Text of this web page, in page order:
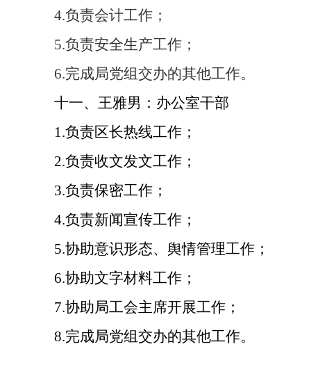
4.负责会计工作；
5.负责安全生产工作；
6.完成局党组交办的其他工作。
十一、王雅男：办公室干部
1.负责区长热线工作；
2.负责收文发文工作；
3.负责保密工作；
4.负责新闻宣传工作；
5.协助意识形态、舆情管理工作；
6.协助文字材料工作；
7.协助局工会主席开展工作；
8.完成局党组交办的其他工作。